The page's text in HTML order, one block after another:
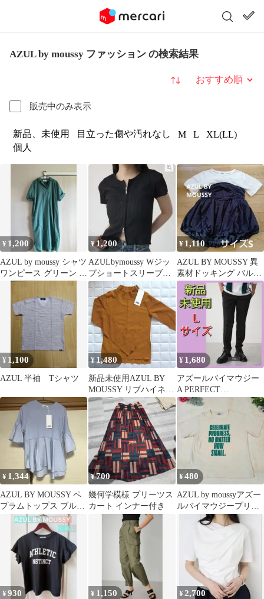
AZUL by moussy ファッション の検索結果
販売中のみ表示
並び替え
新品、未使用 目立った傷や汚れなし M L
XL(LL)
個人
¥ 1,200
AZUL by moussy シャツ
ワンピース グリーン 半
¥1,200
AZULbymoussy Wジッ
プショートスリーブ配
色リブプルオーバーブ
ラックF
¥ 1,110
AZUL BY MOUSSY 異
素材ドッキング バルー
ンカットソー レディ
ース
¥ 1,100
AZUL 半袖 Tシャツ
¥1,480
新品未使用AZUL BY
MOUSSY リブハイネッ
クトップス
¥ 1,680
アズールバイマウジー
A PERFECT
TROUSERS Lサイズ 新
品未使用
¥ 1,344
AZUL BY MOUSSY ペ
プラムトップス ブルー
新品
¥700
幾何学模様 プリーツス
カート インナー付き
¥480
AZUL by moussyアズー
ルバイマウジープリン
ト半袖Tシャツ
¥930 ¥ 1,150 ¥2,700